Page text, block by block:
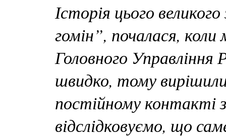
Історія цього
гомін”, почалася, коли
Головного Управління
швидко, тому
постійному контакті
відслідковуємо, що